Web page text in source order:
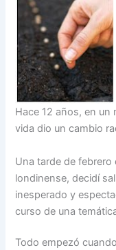
Hace 12 años, en un
vida dio un cambio
Una tarde de
londinense, decidí
inesperado y
curso de una
Todo empezó